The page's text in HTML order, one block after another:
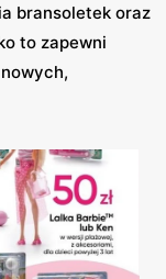
bransoletek oraz
to zapewni